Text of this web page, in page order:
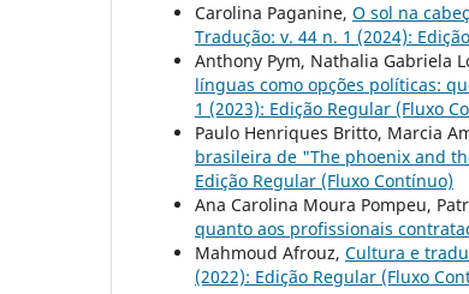
Carolina Paganine, O sol na
Tradução: v. 44 n. 1 (2024):
Anthony Pym, Nathalia Gabriela
línguas como opções políticas:
1 (2023): Edição Regular (Fluxo
Paulo Henriques Britto, Marcia
brasileira de "The phoenix and
Edição Regular (Fluxo Contínuo)
Ana Carolina Moura Pompeu,
quanto aos profissionais
Mahmoud Afrouz, Cultura e
(2022): Edição Regular (Fluxo